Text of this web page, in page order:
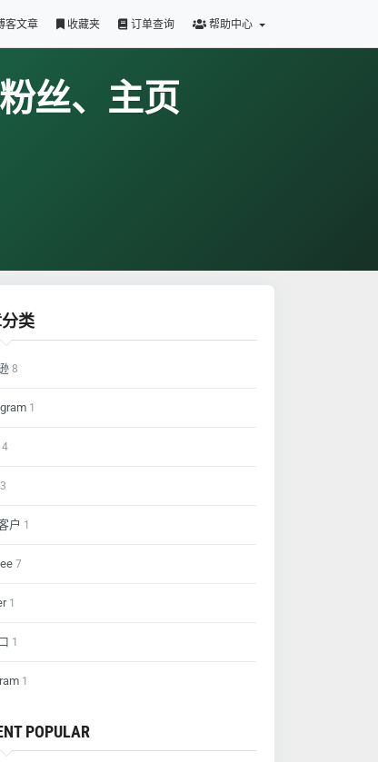
客文章 收藏夹 订单查询 帮助中心
丝、主页
类
8
1
4
3
户 1
7
1
1
1
POPULAR